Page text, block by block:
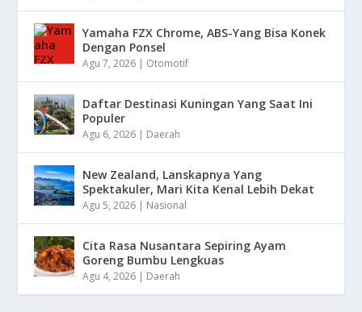
Yamaha FZX Chrome, ABS-Yang Bisa Konek
Dengan Ponsel
Agu 7, 2026 | Otomotif
Daftar Destinasi Kuningan Yang Saat Ini
Populer
Agu 6, 2026 | Daerah
New Zealand, Lanskapnya Yang
Spektakuler, Mari Kita Kenal Lebih Dekat
Agu 5, 2026 | Nasional
Cita Rasa Nusantara Sepiring Ayam
Goreng Bumbu Lengkuas
Agu 4, 2026 | Daerah